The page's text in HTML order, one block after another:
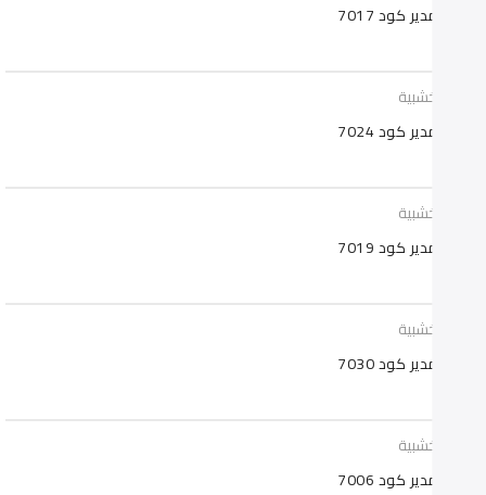
مدير كود 7017
خشبية
مدير كود 7024
خشبية
مدير كود 7019
خشبية
مدير كود 7030
خشبية
مدير كود 7006